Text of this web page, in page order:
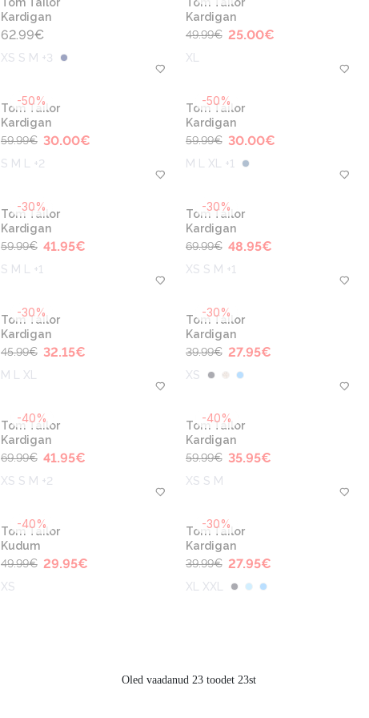
Kardigan
62.99€
XS S M +3
Kardigan
49.99€ 25.00€
XL
-50%
Tom Tailor
Kardigan
59.99€ 30.00€
S M L +2
-50%
Tom Tailor
Kardigan
59.99€ 30.00€
M L XL +1
-30%
Tom Tailor
Kardigan
59.99€ 41.95€
S M L +1
-30%
Tom Tailor
Kardigan
69.99€ 48.95€
XS S M +1
-30%
Tom Tailor
Kardigan
45.99€ 32.15€
M L XL
-30%
Tom Tailor
Kardigan
39.99€ 27.95€
XS
-40%
Tom Tailor
Kardigan
69.99€ 41.95€
XS S M +2
-40%
Tom Tailor
Kardigan
59.99€ 35.95€
XS S M
-40%
Tom Tailor
Kudum
49.99€ 29.95€
XS
-30%
Tom Tailor
Kardigan
39.99€ 27.95€
XL XXL
Oled vaadanud 23 toodet 23st